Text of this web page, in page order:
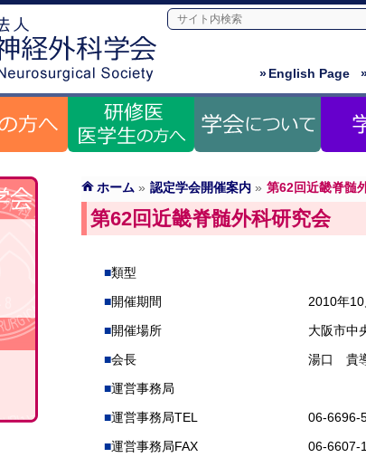
»English Page
ホーム » 認定学会開催案内 » 第62回近畿脊髄
第62回近畿脊髄外科研究会
類型
開催期間
2010年
開催場所
大阪市中
会長
湯口 貴
運営事務局
運営事務局TEL
06-6696-
運営事務局FAX
06-6607-